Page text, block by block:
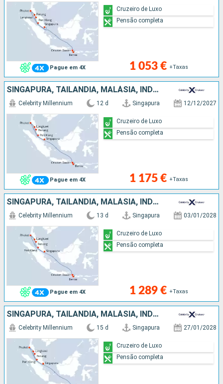
Pague em 4X 1 053 € +Taxas
Cruzeiro de Luxo
Pensão completa
SINGAPURA, TAILÂNDIA, MALÁSIA, INDONÉSIA
Pague em 4X
Celebrity Millennium 12 d Singapura 12/12/2027
1 175 € +Taxas
Cruzeiro de Luxo
Pensão completa
SINGAPURA, TAILÂNDIA, MALÁSIA, INDONÉSIA
Pague em 4X
Celebrity Millennium 13 d Singapura 03/01/2028
1 289 € +Taxas
Cruzeiro de Luxo
Pensão completa
SINGAPURA, TAILÂNDIA, MALÁSIA, INDONÉSIA
Celebrity Millennium 15 d Singapura 27/01/2028
Cruzeiro de Luxo
Pensão completa